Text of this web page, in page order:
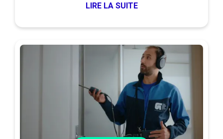
LIRE LA SUITE